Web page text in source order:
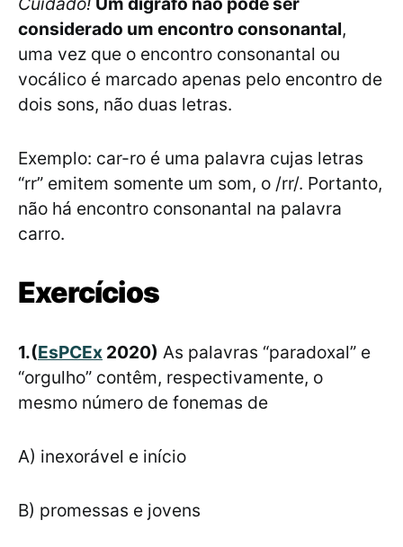
considerado um encontro consonantal,
uma vez que o encontro consonantal ou
vocálico é marcado apenas pelo encontro de
dois sons, não duas letras.
Exemplo: car-ro é uma palavra cujas letras
“rr” emitem somente um som, o /rr/. Portanto,
não há encontro consonantal na palavra
carro.
Exercícios
1.(EsPCEx 2020) As palavras “paradoxal” e
“orgulho” contêm, respectivamente, o
mesmo número de fonemas de
A) inexorável e início
B) promessas e jovens